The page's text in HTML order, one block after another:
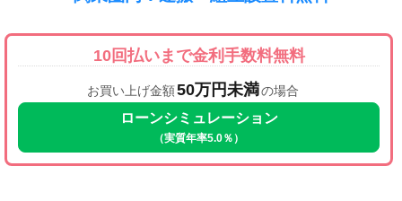
10回払いまで金利手数料無料
お買い上げ金額50万円未満の場合
ローンシミュレーション
（実質年率5.0％）